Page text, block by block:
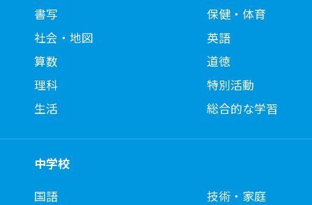
12
13 解説編13ページLET'S TALK!
13
書写
社会・地図
算数
理科
生活
保健・体育
英語
道徳
特別活動
総合的な学習
中学校
国語
技術・家庭